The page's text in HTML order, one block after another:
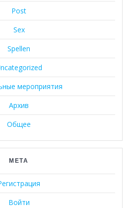
Post
Sex
Spellen
мероприятия
Архив
Общее
МЕТА
Войти